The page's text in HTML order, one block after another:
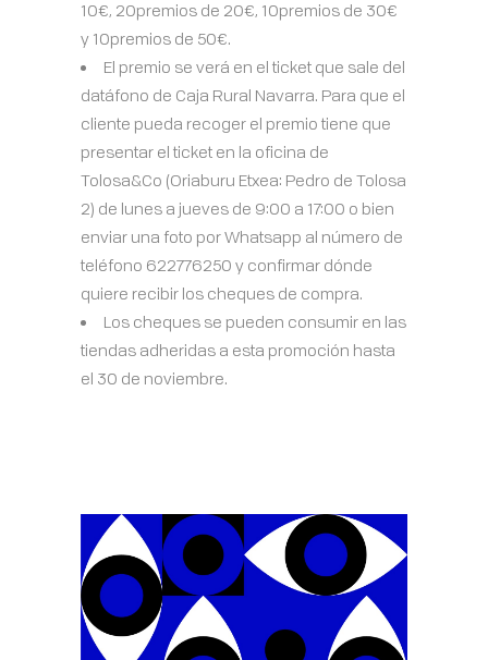
10€, 20premios de 20€, 10premios de 30€
y 10premios de 50€.
El premio se verá en el ticket que sale del
datáfono de Caja Rural Navarra. Para que el
cliente pueda recoger el premio tiene que
presentar el ticket en la oficina de
Tolosa&Co (Oriaburu Etxea: Pedro de Tolosa
2) de lunes a jueves de 9:00 a 17:00 o bien
enviar una foto por Whatsapp al número de
teléfono 622776250 y confirmar dónde
quiere recibir los cheques de compra.
Los cheques se pueden consumir en las
tiendas adheridas a esta promoción hasta
el 30 de noviembre.